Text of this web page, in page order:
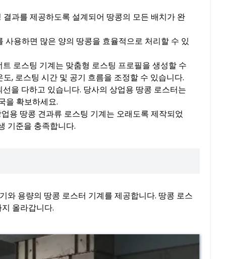
과를 제공하도록 설계되어 땅콩의 모든 배치가 완
용하면 많은 양의 땅콩을 효율적으로 처리할 수 있
로스팅 기계는 맞춤형 로스팅 프로필을 생성할 수
, 로스팅 시간 및 공기 흐름을 조정할 수 있습니다.
을 다하고 있습니다. 당사의 상업용 땅콩 로스터는
을 확보하세요.
용 땅콩 견과류 로스팅 기계는 오래도록 제작되었
기준을 충족합니다.
용량의 땅콩 로스터 기계를 제공합니다. 땅콩 로스
올라갑니다.